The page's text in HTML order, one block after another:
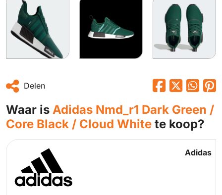
Delen
Waar is Adidas Nmd_r1 Dark Green /
Core Black / Cloud White te koop?
Adidas